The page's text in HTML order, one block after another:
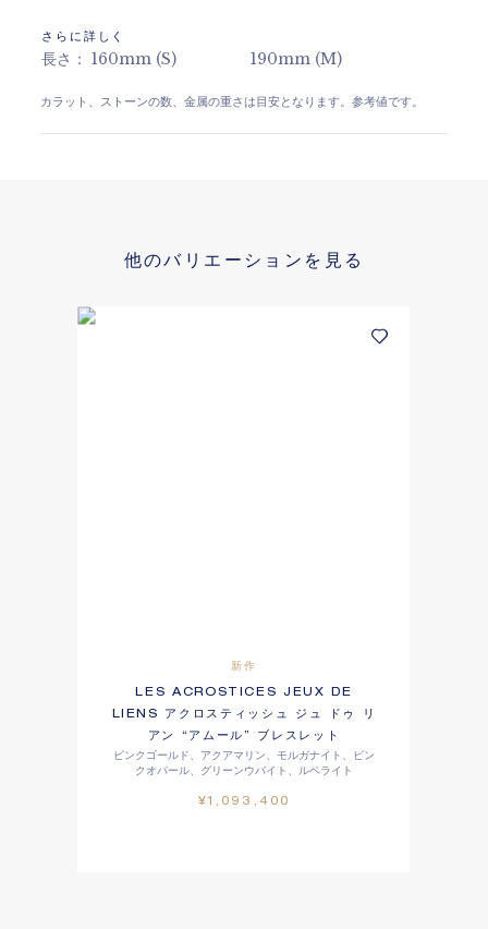
さらに詳しく
長さ： 160mm (S) 190mm (M)
カラット、ストーンの数、金属の重さは目安となります。参考値です。
他のバリエーションを見る
新作
LES ACROSTICES JEUX DE
LIENS アクロスティッシュ ジュ ドゥ リ
アン “アムール” ブレスレット
ピンクゴールド、アクアマリン、モルガナイト、ピン
クオパール、グリーンウバイト、ルベライト
¥1,093,400